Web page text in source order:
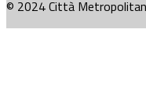
© 2024 Città